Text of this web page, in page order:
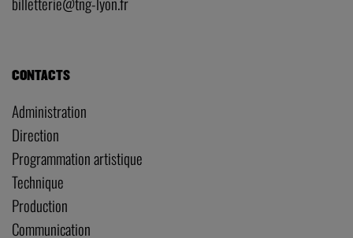
CONTACTS
Administration
Direction
Programmation artistique
Technique
Production
Communication